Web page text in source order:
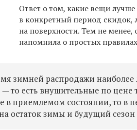
Ответ о том, какие вещи лучше
в конкретный период скидок,
на поверхности. Тем не менее,
напомнила о простых
зимней распродажи
— то есть внушительные по
в приемлемом состоянии, то в
остаток зимы и будущий